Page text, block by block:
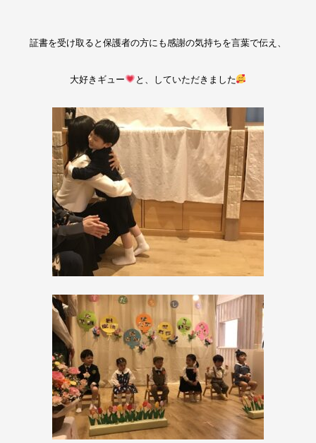
証書を受け取ると保護者の方にも感謝の気持ちを言葉で伝え、
大好きギュー と、していただきました